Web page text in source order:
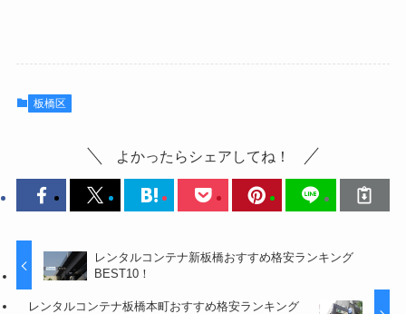
板橋区
よかったらシェアしてね！
レンタルコンテナ新板橋おすすめ格安ランキング
BEST10！
レンタルコンテナ板橋本町おすすめ格安ランキング